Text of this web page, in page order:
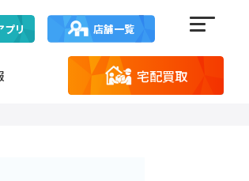
プリ 店舗一覧
宅配買取